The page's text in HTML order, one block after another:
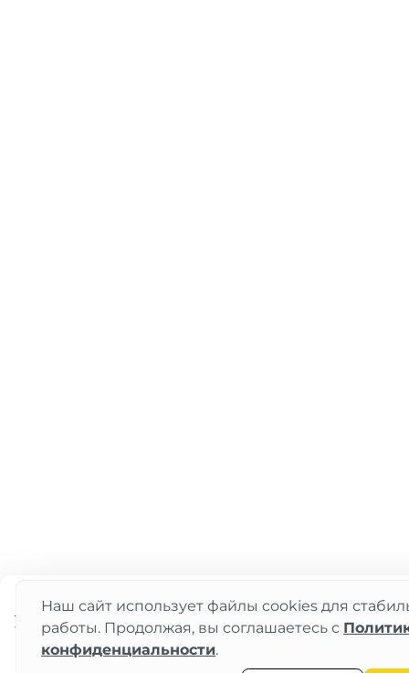
2 450 ₽ Нет
Наш сайт использует файлы cookies для
работы. Продолжая, вы соглашаетесь с
конфиденциальности.